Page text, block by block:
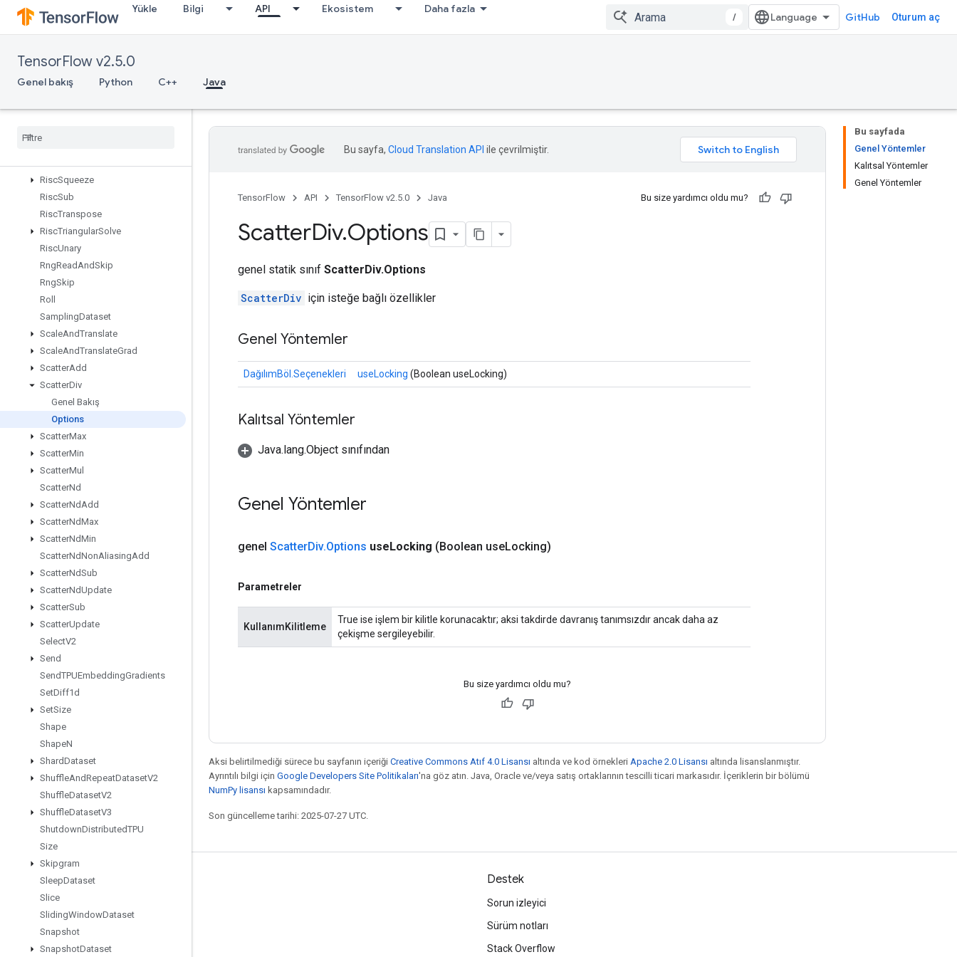
Yükle Bilgi API Ekosistem Daha fazla
/ GitHub Oturum aç
TensorFlow v2.5.0
Genel bakış Python C++ Java
RiscReal
RiscReduce
RiscReshape
RiscReverse
RiscShape
RiscSqueeze
RiscSub
RiscTranspose
RiscTriangularSolve
RiscUnary
RngReadAndSkip
RngSkip
Roll
SamplingDataset
ScaleAndTranslate
ScaleAndTranslateGrad
ScatterAdd
ScatterDiv
Genel Bakış
Options
ScatterMax
ScatterMin
ScatterMul
ScatterNd
ScatterNdAdd
ScatterNdMax
ScatterNdMin
ScatterNdNonAliasingAdd
ScatterNdSub
ScatterNdUpdate
ScatterSub
ScatterUpdate
SelectV2
Send
SendTPUEmbeddingGradients
SetDiff1d
SetSize
Shape
ShapeN
ShardDataset
ShuffleAndRepeatDatasetV2
ShuffleDatasetV2
ShuffleDatasetV3
ShutdownDistributedTPU
Size
Skipgram
SleepDataset
Slice
SlidingWindowDataset
Snapshot
SnapshotDataset
Bu sayfada
Genel Yöntemler
Kalıtsal Yöntemler
Genel Yöntemler
Bu sayfa, Cloud Translation API ile çevrilmiştir.
TensorFlow API TensorFlow v2.5.0 Java Bu size yardımcı oldu mu?
ScatterDiv.Options
genel statik sınıf ScatterDiv.Options
ScatterDiv için isteğe bağlı özellikler
Genel Yöntemler
DağılımBöl.Seçenekleri useLocking (Boolean useLocking)
Kalıtsal Yöntemler
Java.lang.Object sınıfından
Genel Yöntemler
genel ScatterDiv.Options useLocking (Boolean useLocking)
Parametreler
KullanımKilitleme
True ise işlem bir kilitle korunacaktır; aksi takdirde davranış tanımsızdır ancak daha az
çekişme sergileyebilir.
Bu size yardımcı oldu mu?
Aksi belirtilmediği sürece bu sayfanın içeriği Creative Commons Atıf 4.0 Lisansı altında ve kod örnekleri Apache 2.0 Lisansı altında lisanslanmıştır.
Ayrıntılı bilgi için Google Developers Site Politikaları'na göz atın. Java, Oracle ve/veya satış ortaklarının tescilli ticari markasıdır. İçeriklerin bir bölümü
NumPy lisansı kapsamındadır.
Son güncelleme tarihi: 2025-07-27 UTC.
Bağlı kalma
GitHub
Destek
Sorun izleyici
Sürüm notları
Stack Overflow